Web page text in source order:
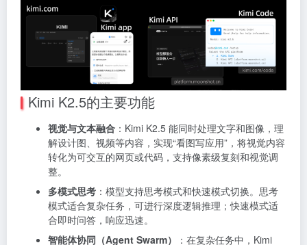
Kimi K2.5的主要功能
视觉与文本融合 ：Kimi K2.5 能同时处理文字和图像，理
解设计图、视频等内容，实现“看图写应用”，将视觉内容
转化为可交互的网页或代码，支持像素级复刻和视觉调
整。
多模式思考 ：模型支持思考模式和快速模式切换。思考
模式适合复杂任务，可进行深度逻辑推理；快速模式适
合即时问答，响应迅速。
智能体协同（Agent Swarm）
：在复杂任务中，Kimi